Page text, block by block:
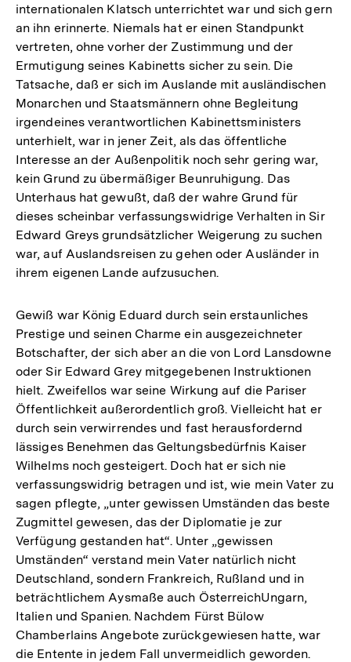
internationalen Klatsch unterrichtet war und sich gern
an ihn erinnerte. Niemals hat er einen Standpunkt
vertreten, ohne vorher der Zustimmung und der
Ermutigung seines Kabinetts sicher zu sein. Die
Tatsache, daß er sich im Auslande mit ausländischen
Monarchen und Staatsmännern ohne Begleitung
irgendeines verantwortlichen Kabinettsministers
unterhielt, war in jener Zeit, als das öffentliche
Interesse an der Außenpolitik noch sehr gering war,
kein Grund zu übermäßiger Beunruhigung. Das
Unterhaus hat gewußt, daß der wahre Grund für
dieses scheinbar verfassungswidrige Verhalten in Sir
Edward Greys grundsätzlicher Weigerung zu suchen
war, auf Auslandsreisen zu gehen oder Ausländer in
ihrem eigenen Lande aufzusuchen.
Gewiß war König Eduard durch sein erstaunliches
Prestige und seinen Charme ein ausgezeichneter
Botschafter, der sich aber an die von Lord Lansdowne
oder Sir Edward Grey mitgegebenen Instruktionen
hielt. Zweifellos war seine Wirkung auf die Pariser
Öffentlichkeit außerordentlich groß. Vielleicht hat er
durch sein verwirrendes und fast herausfordernd
lässiges Benehmen das Geltungsbedürfnis Kaiser
Wilhelms noch gesteigert. Doch hat er sich nie
verfassungswidrig betragen und ist, wie mein Vater zu
sagen pflegte, „unter gewissen Umständen das beste
Zugmittel gewesen, das der Diplomatie je zur
Verfügung gestanden hat“. Unter „gewissen
Umständen“ verstand mein Vater natürlich nicht
Deutschland, sondern Frankreich, Rußland und in
beträchtlichem Aysmaße auch ÖsterreichUngarn,
Italien und Spanien. Nachdem Fürst Bülow
Chamberlains Angebote zurückgewiesen hatte, war
die Entente in jedem Fall unvermeidlich geworden.